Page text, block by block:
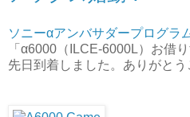
ソニーαアンバサダープログラ
「α6000（ILCE-6000L）お借
先日到着しました。ありがとう